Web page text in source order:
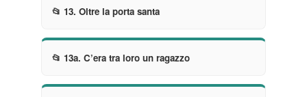
📂 13. Oltre la porta santa
📂 13a. C’era tra loro un ragazzo